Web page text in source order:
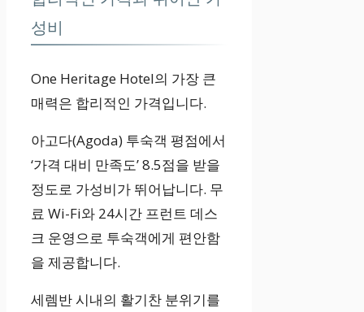
성비
One Heritage Hotel의 가장 큰
매력은 합리적인 가격입니다.
아고다(Agoda) 투숙객 평점에서
‘가격 대비 만족도’ 8.5점을 받을
정도로 가성비가 뛰어납니다. 무
료 Wi-Fi와 24시간 프런트 데스
크 운영으로 투숙객에게 편안함
을 제공합니다.
세렘반 시내의 활기찬 분위기를